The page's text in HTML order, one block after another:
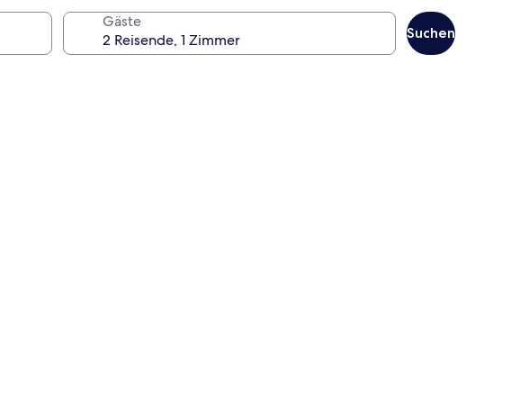
Gäste
Suchen